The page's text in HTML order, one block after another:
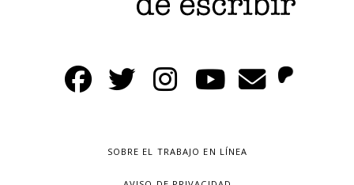
SOBRE EL TRABAJO EN LÍNEA